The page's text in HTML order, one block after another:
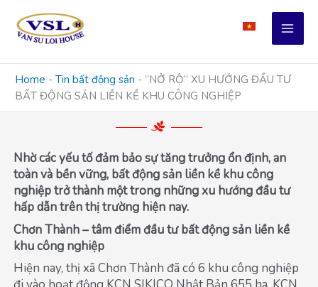
content
Home - Tin bất động sản - “NỞ RỘ” XU HƯỚNG ĐẦU TƯ
BẤT ĐỘNG SẢN LIỀN KỀ KHU CÔNG NGHIỆP
Nhờ các yếu tố đảm bảo sự tăng trưởng ổn định, an
toàn và bền vững, bất động sản liền kề khu công
nghiệp trở thành một trong những xu hướng đầu tư
hấp dẫn trên thị trường hiện nay.
Chơn Thành – tâm điểm đầu tư bất động sản liền kề
khu công nghiệp
Hiện nay, thị xã Chơn Thành đã có 6 khu công nghiệp